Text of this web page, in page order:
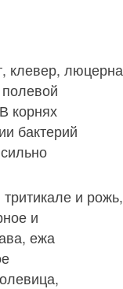
клевер,
полевой
корнях
бактерий
и рожь,
и
ежа